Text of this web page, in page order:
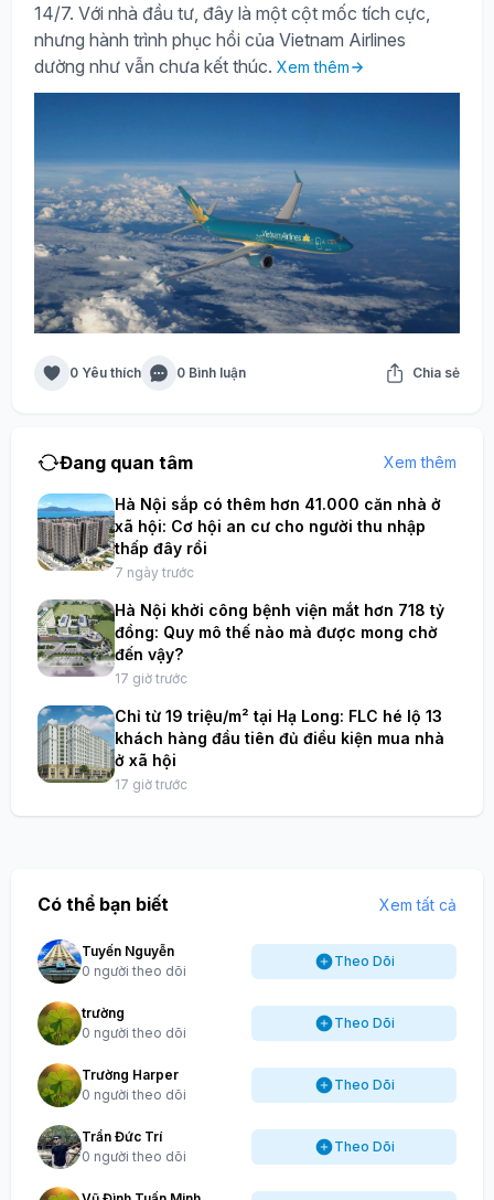
14/7. Với nhà đầu tư, đây là một cột mốc tích cực,
nhưng hành trình phục hồi của Vietnam Airlines
dường như vẫn chưa kết thúc. Xem thêm
0 Yêu thích 0 Bình luận Chia sẻ
Đang quan tâm Xem thêm
Hà Nội sắp có thêm hơn 41.000 căn nhà ở
xã hội: Cơ hội an cư cho người thu nhập
thấp đây rồi
7 ngày trước
Hà Nội khởi công bệnh viện mắt hơn 718 tỷ
đồng: Quy mô thế nào mà được mong chờ
đến vậy?
17 giờ trước
Chỉ từ 19 triệu/m² tại Hạ Long: FLC hé lộ 13
khách hàng đầu tiên đủ điều kiện mua nhà
ở xã hội
17 giờ trước
Có thể bạn biết Xem tất cả
Tuyến Nguyễn
0 người theo dõi
Theo Dõi
trường
0 người theo dõi
Theo Dõi
Trường Harper
0 người theo dõi
Theo Dõi
Trần Đức Trí
0 người theo dõi
Theo Dõi